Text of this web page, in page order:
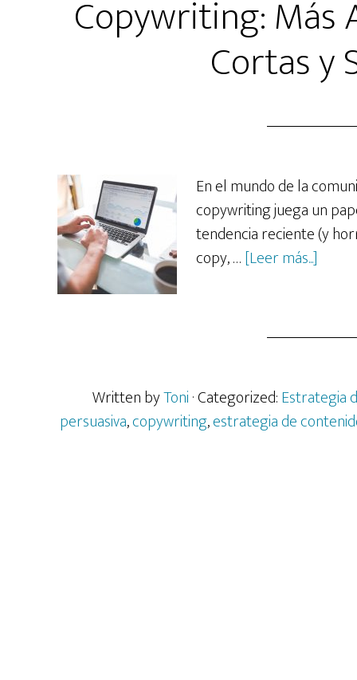
Copywriting: Más
Cortas y
En el mundo de la
copywriting juega un
tendencia reciente (y
copy, …[Leer más...]
las
Written byToni· Categorized:Estrategia
persuasiva,copywriting,estrategia de